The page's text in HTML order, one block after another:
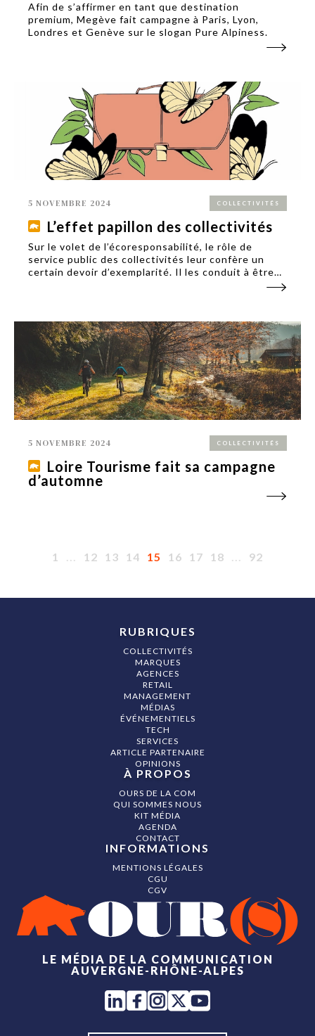
Afin de s’affirmer en tant que destination
premium, Megève fait campagne à Paris, Lyon,
Londres et Genève sur le slogan Pure Alpiness.
5 NOVEMBRE 2024 COLLECTIVITÉS
L’effet papillon des collectivités
Sur le volet de l’écoresponsabilité, le rôle de
service public des collectivités leur confère un
certain devoir d’exemplarité. Il les conduit à être
5 NOVEMBRE 2024 COLLECTIVITÉS
Loire Tourisme fait sa campagne
d’automne
1 ... 12 13 14 15 16 17 18 ... 92
LE MÉDIA DE LA COMMUNICATION
AUVERGNE-RHÔNE-ALPES
RUBRIQUES
COLLECTIVITÉS
MARQUES
AGENCES
RETAIL
MANAGEMENT
MÉDIAS
ÉVÉNEMENTIELS
TECH
SERVICES
ARTICLE PARTENAIRE
OPINIONS
À PROPOS
OURS DE LA COM
QUI SOMMES NOUS
KIT MÉDIA
AGENDA
CONTACT
INFORMATIONS
MENTIONS LÉGALES
CGU
CGV